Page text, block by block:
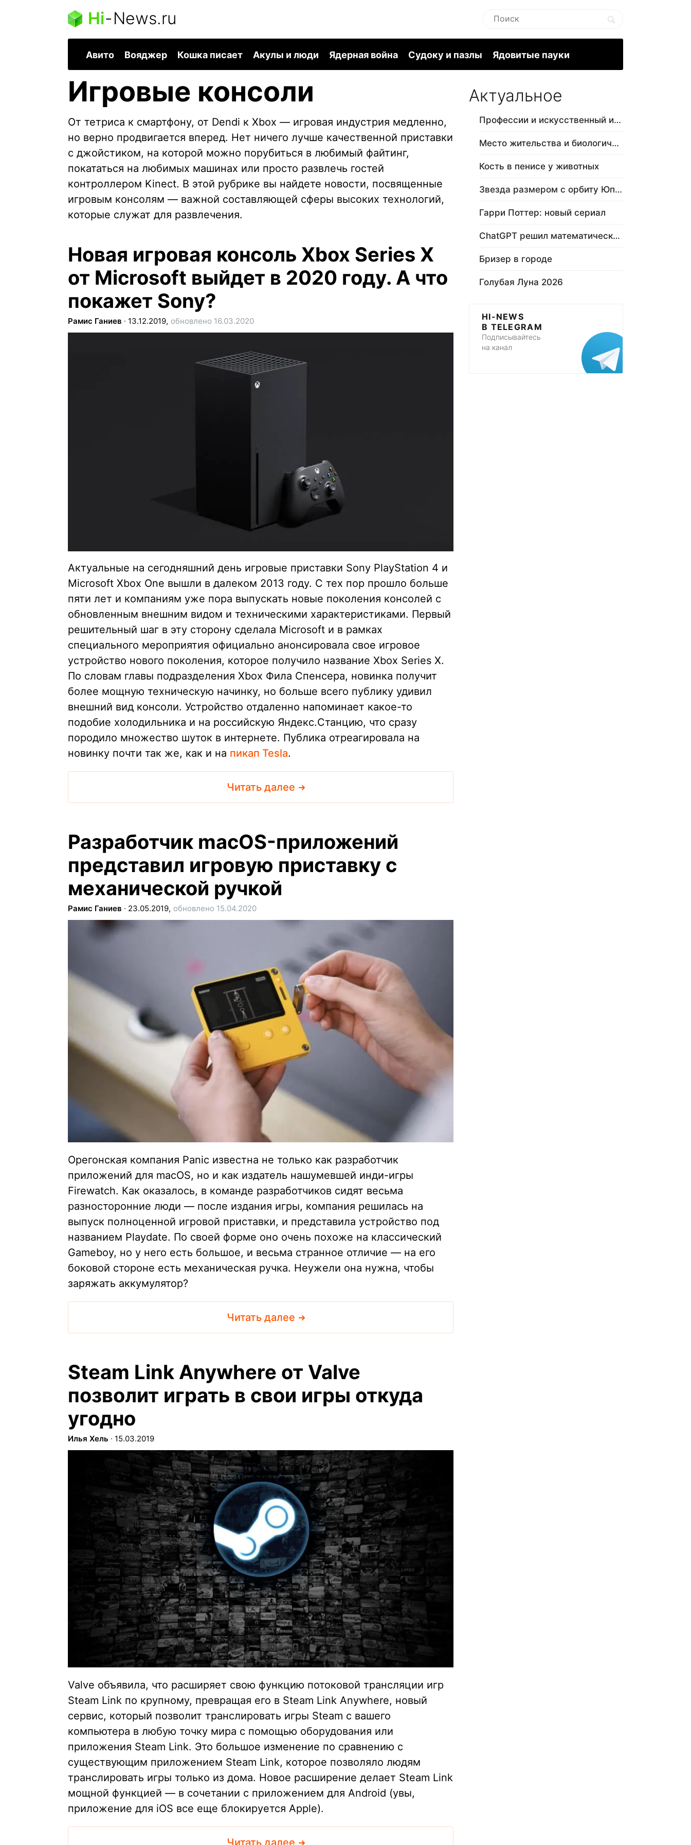
Hi-News.ru
Авито Вояджер Кошка писает Акулы и люди Ядерная война Судоку и пазлы Ядовитые пауки
Игровые консоли
От тетриса к смартфону, от Dendi к Xbox — игровая индустрия медленно,
но верно продвигается вперед. Нет ничего лучше качественной приставки
с джойстиком, на которой можно порубиться в любимый файтинг,
покататься на любимых машинах или просто развлечь гостей
контроллером Kinect. В этой рубрике вы найдете новости, посвященные
игровым консолям — важной составляющей сферы высоких технологий,
которые служат для развлечения.
Новая игровая консоль Xbox Series X
от Microsoft выйдет в 2020 году. А что
покажет Sony?
Рамис Ганиев ∙ 13.12.2019, обновлено 16.03.2020
Актуальные на сегодняшний день игровые приставки Sony PlayStation 4 и
Microsoft Xbox One вышли в далеком 2013 году. С тех пор прошло больше
пяти лет и компаниям уже пора выпускать новые поколения консолей с
обновленным внешним видом и техническими характеристиками. Первый
решительный шаг в эту сторону сделала Microsoft и в рамках
специального мероприятия официально анонсировала свое игровое
устройство нового поколения, которое получило название Xbox Series X.
По словам главы подразделения Xbox Фила Спенсера, новинка получит
более мощную техническую начинку, но больше всего публику удивил
внешний вид консоли. Устройство отдаленно напоминает какое-то
подобие холодильника и на российскую Яндекс.Станцию, что сразу
породило множество шуток в интернете. Публика отреагировала на
новинку почти так же, как и на пикап Tesla.
Читать далее
Разработчик macOS-приложений
представил игровую приставку с
механической ручкой
Рамис Ганиев ∙ 23.05.2019, обновлено 15.04.2020
Орегонская компания Panic известна не только как разработчик
приложений для macOS, но и как издатель нашумевшей инди-игры
Firewatch. Как оказалось, в команде разработчиков сидят весьма
разносторонние люди — после издания игры, компания решилась на
выпуск полноценной игровой приставки, и представила устройство под
названием Playdate. По своей форме оно очень похоже на классический
Gameboy, но у него есть большое, и весьма странное отличие — на его
боковой стороне есть механическая ручка. Неужели она нужна, чтобы
заряжать аккумулятор?
Читать далее
Steam Link Anywhere от Valve
позволит играть в свои игры откуда
угодно
Илья Хель ∙ 15.03.2019
Valve объявила, что расширяет свою функцию потоковой трансляции игр
Steam Link по крупному, превращая его в Steam Link Anywhere, новый
сервис, который позволит транслировать игры Steam с вашего
компьютера в любую точку мира с помощью оборудования или
приложения Steam Link. Это большое изменение по сравнению с
существующим приложением Steam Link, которое позволяло людям
транслировать игры только из дома. Новое расширение делает Steam Link
мощной функцией — в сочетании с приложением для Android (увы,
приложение для iOS все еще блокируется Apple).
Читать далее
Актуальное
Профессии и искусственный интеллект
Место жительства и биологический в…
Кость в пенисе у животных
Звезда размером с орбиту Юпитера
Гарри Поттер: новый сериал
ChatGPT решил математическую задачу
Бризер в городе
Голубая Луна 2026
HI-NEWS
В TELEGRAM
Подписывайтесь
на канал